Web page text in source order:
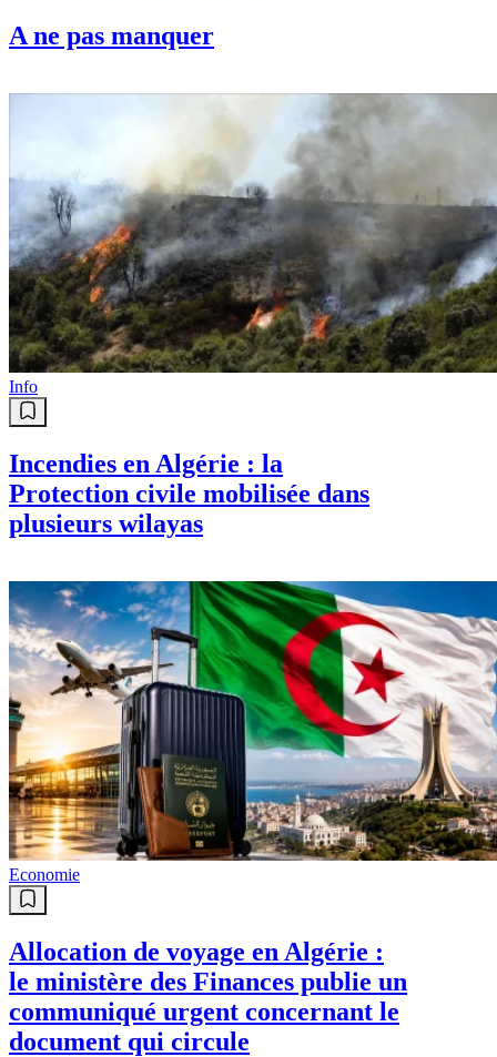
A ne pas manquer
Info
Incendies en Algérie : la
Protection civile mobilisée dans
plusieurs wilayas
Economie
Allocation de voyage en Algérie :
le ministère des Finances publie un
communiqué urgent concernant le
document qui circule